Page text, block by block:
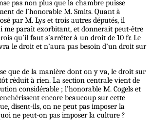
pas non plus que la chambre puisse
de l’honorable M. Smits. Quant à
par M. Lys et trois autres députés, il
me paraît exorbitant, et donnerait peut-être
qu’il faut s’arrêter à un droit de 10 fr. Le
le droit et n’aura pas besoin d’un droit sur
que de la manière dont on y va, le droit sur
réduit à rien. La section centrale vient de
considérable ; l’honorable M. Cogels et
encore beaucoup sur cette
disent-ils, on ne peut pas imposer la
ne peut-on pas imposer la culture ?